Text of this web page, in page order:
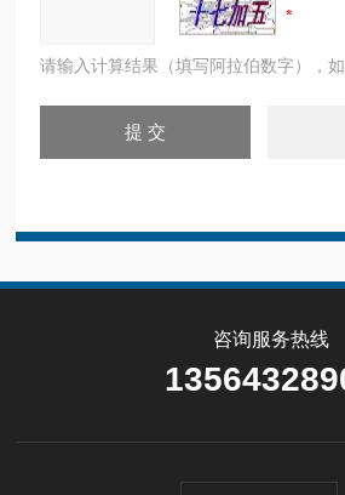
请输入计算结果（填写阿拉伯数字），
咨询服务热线